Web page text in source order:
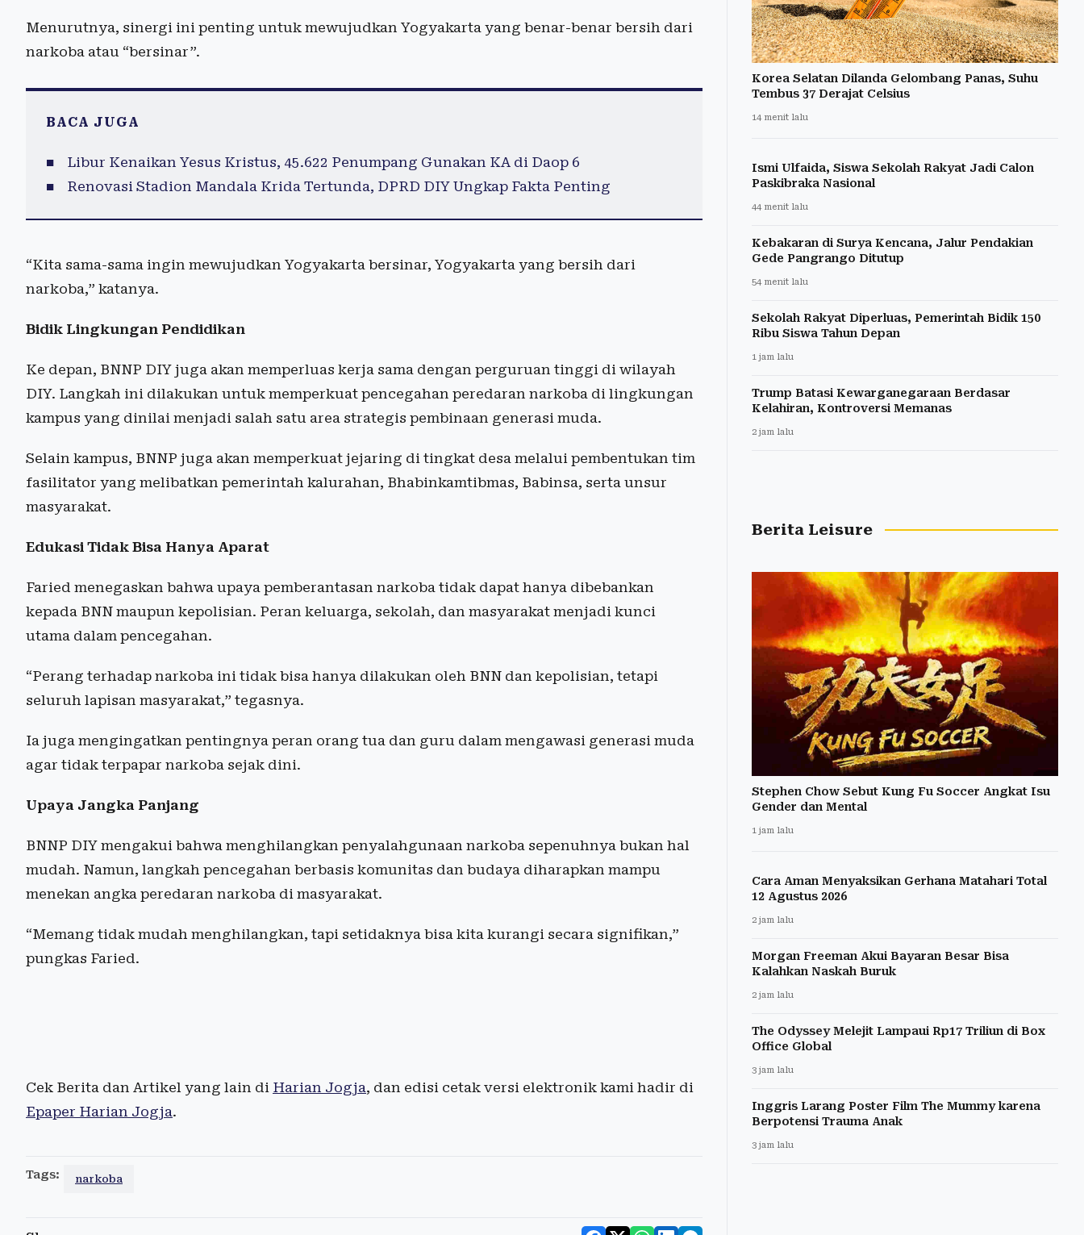
Menurutnya, sinergi ini penting untuk mewujudkan Yogyakarta yang benar-benar bersih dari
narkoba atau “bersinar”.
BACA JUGA
Libur Kenaikan Yesus Kristus, 45.622 Penumpang Gunakan KA di Daop 6
Renovasi Stadion Mandala Krida Tertunda, DPRD DIY Ungkap Fakta Penting
“Kita sama-sama ingin mewujudkan Yogyakarta bersinar, Yogyakarta yang bersih dari
narkoba,” katanya.
Bidik Lingkungan Pendidikan
Ke depan, BNNP DIY juga akan memperluas kerja sama dengan perguruan tinggi di wilayah
DIY. Langkah ini dilakukan untuk memperkuat pencegahan peredaran narkoba di lingkungan
kampus yang dinilai menjadi salah satu area strategis pembinaan generasi muda.
Selain kampus, BNNP juga akan memperkuat jejaring di tingkat desa melalui pembentukan tim
fasilitator yang melibatkan pemerintah kalurahan, Bhabinkamtibmas, Babinsa, serta unsur
masyarakat.
Edukasi Tidak Bisa Hanya Aparat
Faried menegaskan bahwa upaya pemberantasan narkoba tidak dapat hanya dibebankan
kepada BNN maupun kepolisian. Peran keluarga, sekolah, dan masyarakat menjadi kunci
utama dalam pencegahan.
“Perang terhadap narkoba ini tidak bisa hanya dilakukan oleh BNN dan kepolisian, tetapi
seluruh lapisan masyarakat,” tegasnya.
Ia juga mengingatkan pentingnya peran orang tua dan guru dalam mengawasi generasi muda
agar tidak terpapar narkoba sejak dini.
Upaya Jangka Panjang
BNNP DIY mengakui bahwa menghilangkan penyalahgunaan narkoba sepenuhnya bukan hal
mudah. Namun, langkah pencegahan berbasis komunitas dan budaya diharapkan mampu
menekan angka peredaran narkoba di masyarakat.
“Memang tidak mudah menghilangkan, tapi setidaknya bisa kita kurangi secara signifikan,”
pungkas Faried.
Cek Berita dan Artikel yang lain di Harian Jogja, dan edisi cetak versi elektronik kami hadir di
Epaper Harian Jogja.
Tags: narkoba
Korea Selatan Dilanda Gelombang Panas, Suhu
Tembus 37 Derajat Celsius
14 menit lalu
Ismi Ulfaida, Siswa Sekolah Rakyat Jadi Calon
Paskibraka Nasional
44 menit lalu
Kebakaran di Surya Kencana, Jalur Pendakian
Gede Pangrango Ditutup
54 menit lalu
Sekolah Rakyat Diperluas, Pemerintah Bidik 150
Ribu Siswa Tahun Depan
1 jam lalu
Trump Batasi Kewarganegaraan Berdasar
Kelahiran, Kontroversi Memanas
2 jam lalu
Berita Leisure
Stephen Chow Sebut Kung Fu Soccer Angkat Isu
Gender dan Mental
1 jam lalu
Cara Aman Menyaksikan Gerhana Matahari Total
12 Agustus 2026
2 jam lalu
Morgan Freeman Akui Bayaran Besar Bisa
Kalahkan Naskah Buruk
2 jam lalu
The Odyssey Melejit Lampaui Rp17 Triliun di Box
Office Global
3 jam lalu
Inggris Larang Poster Film The Mummy karena
Berpotensi Trauma Anak
3 jam lalu